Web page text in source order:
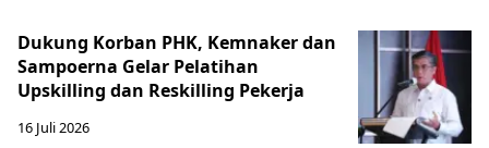
Dukung Korban PHK, Kemnaker dan
Sampoerna Gelar Pelatihan
Upskilling dan Reskilling Pekerja
16 Juli 2026